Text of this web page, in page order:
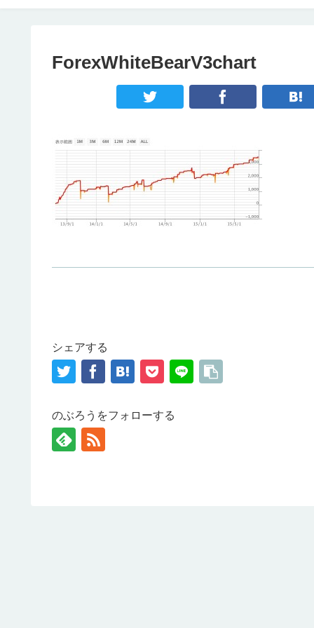
ForexWhiteBearV3chart
シェアする
のぶろうをフォローする